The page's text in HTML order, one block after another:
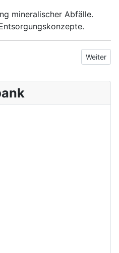
mineralischer Abfälle.
Nächster
Weiter